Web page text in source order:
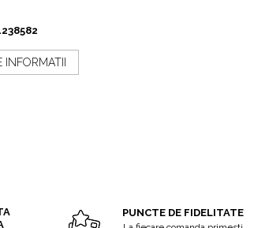
INFORMATII
PUNCTE DE FIDELITATE